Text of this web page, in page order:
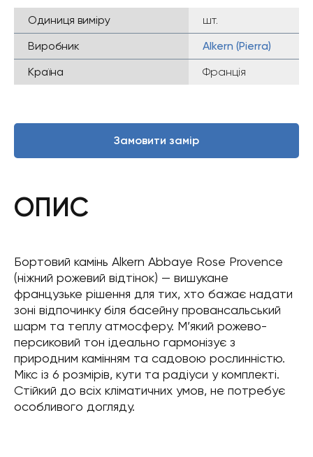
Одиниця виміру
шт.
Виробник
Alkern (Pierra)
Країна
Франція
Замовити замір
ОПИС
Бортовий камінь Alkern Abbaye Rose Provence
(ніжний рожевий відтінок) — вишукане
французьке рішення для тих, хто бажає надати
зоні відпочинку біля басейну провансальський
шарм та теплу атмосферу. М’який рожево-
персиковий тон ідеально гармонізує з
природним камінням та садовою рослинністю.
Мікс із 6 розмірів, кути та радіуси у комплекті.
Стійкий до всіх кліматичних умов, не потребує
особливого догляду.